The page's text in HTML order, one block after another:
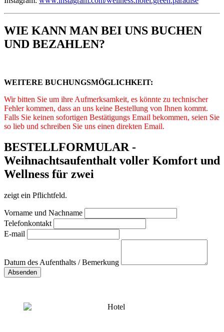
WIE KANN MAN BEI UNS BUCHEN
UND BEZAHLEN?
WEITERE BUCHUNGSMÖGLICHKEIT:
Wir bitten Sie um ihre Aufmerksamkeit, es könnte zu technischer
Fehler kommen, dass an uns keine Bestellung von Ihnen kommt.
Falls Sie keinen sofortigen Bestätigungs Email bekommen, seien Sie
so lieb und schreiben Sie uns einen direkten Email.
BESTELLFORMULAR -
Weihnachtsaufenthalt voller Komfort und
Wellness für zwei
zeigt ein Pflichtfeld.
Vorname und Nachname
Telefonkontakt
E-mail
Datum des Aufenthalts / Bemerkung
Absenden